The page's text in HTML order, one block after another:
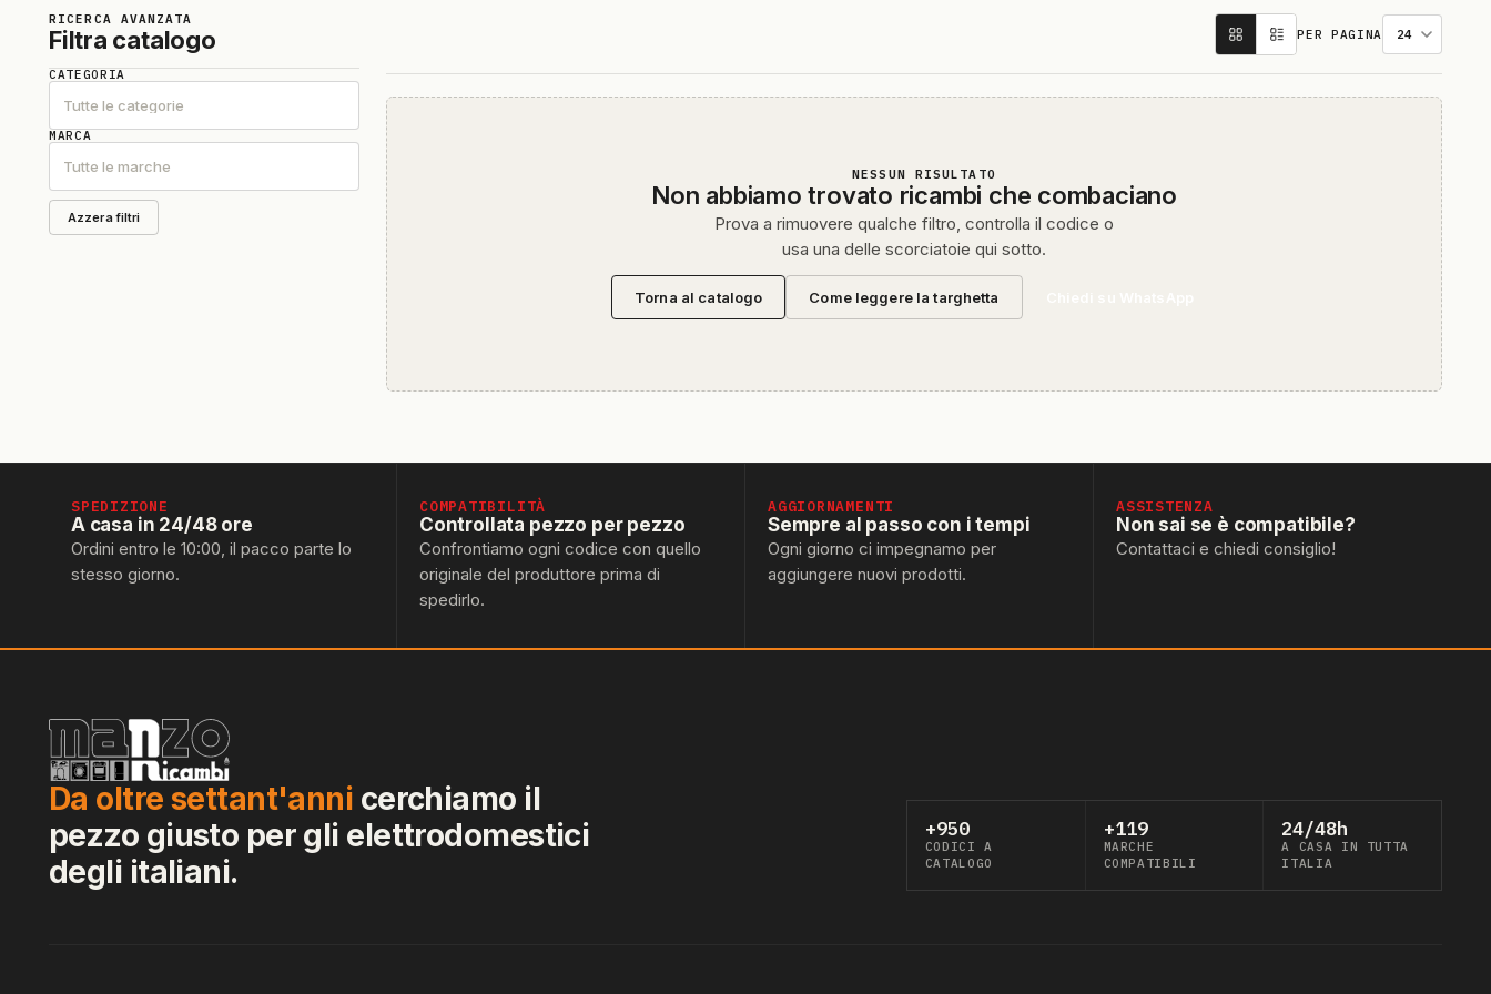
RICERCA AVANZATA
Filtra catalogo
CATEGORIA
Tutte le categorie
MARCA
Tutte le marche
Azzera filtri
PER PAGINA
NESSUN RISULTATO
Non abbiamo trovato ricambi che combaciano
Prova a rimuovere qualche filtro, controlla il codice o
usa una delle scorciatoie qui sotto.
Torna al catalogo Come leggere la targhetta
SPEDIZIONE
A casa in 24/48 ore
Ordini entro le 10:00, il pacco parte lo
stesso giorno.
COMPATIBILITÀ
Controllata pezzo per pezzo
Confrontiamo ogni codice con quello
originale del produttore prima di
spedirlo.
AGGIORNAMENTI
Sempre al passo con i tempi
Ogni giorno ci impegnamo per
aggiungere nuovi prodotti.
ASSISTENZA
Non sai se è compatibile?
Contattaci e chiedi consiglio!
Da oltre settant'anni cerchiamo il
pezzo giusto per gli elettrodomestici
degli italiani.
+950
CODICI A
CATALOGO
+119
MARCHE
COMPATIBILI
24/48h
A CASA IN TUTTA
ITALIA